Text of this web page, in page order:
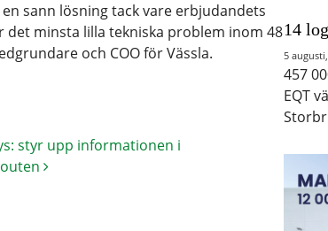
sann lösning tack vare erbjudandets
minsta lilla tekniska problem inom 48
och COO för Vässla.
styr upp informationen i
14
5
457
EQT